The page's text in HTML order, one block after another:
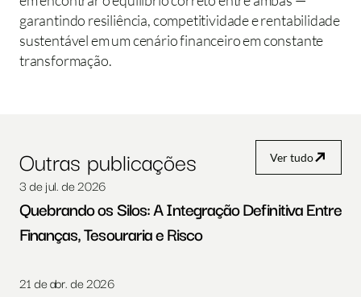
garantindo resiliência, competitividade e rentabilidade
sustentável em um cenário financeiro em constante
transformação.
Outras publicações Ver tudo
3 de jul. de 2026
Quebrando os Silos: A Integração Definitiva Entre
Finanças, Tesouraria e Risco
21 de abr. de 2026